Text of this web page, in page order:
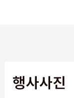
행사사진